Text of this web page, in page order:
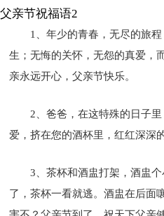
父亲节祝福语2
1、年少的青春，无尽的旅
生；无悔的关怀，无怨的真爱，
亲永远开心，父亲节快乐。
2、爸爸，在这特殊的日子
爱，挤在您的酒杯里，红红深深
3、茶杯和酒盅打架，酒盅
了，茶杯一看就逃。酒盅在后面